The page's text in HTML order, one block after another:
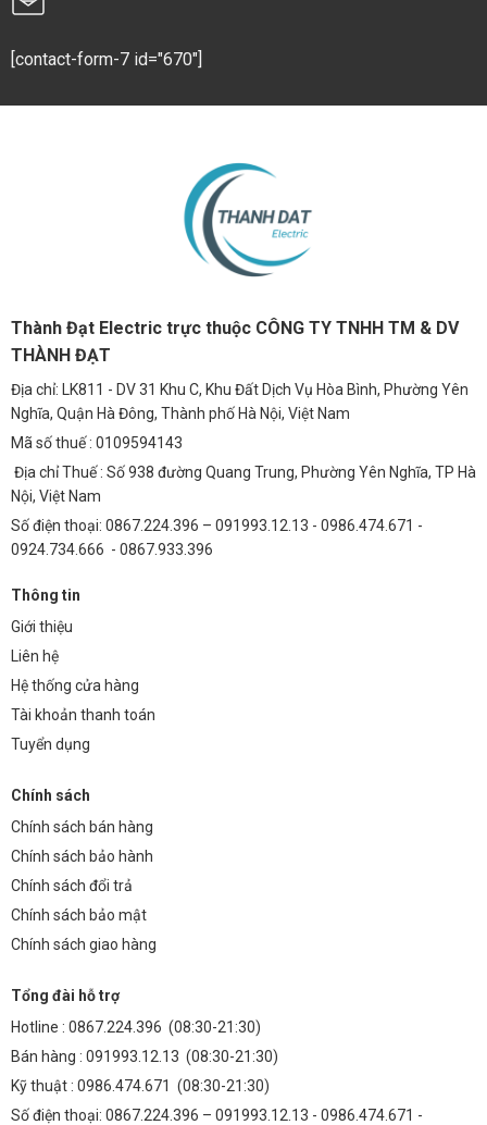
[contact-form-7 id="670"]
Thành Đạt Electric trực thuộc CÔNG TY TNHH TM & DV
THÀNH ĐẠT
Địa chỉ: LK811 - DV 31 Khu C, Khu Đất Dịch Vụ Hòa Bình, Phường Yên
Nghĩa, Quận Hà Đông, Thành phố Hà Nội, Việt Nam
Mã số thuế : 0109594143
Địa chỉ Thuế : Số 938 đường Quang Trung, Phường Yên Nghĩa, TP Hà
Nội, Việt Nam
Số điện thoại: 0867.224.396 – 091993.12.13 - 0986.474.671 -
0924.734.666 - 0867.933.396
Thông tin
Giới thiệu
Liên hệ
Hệ thống cửa hàng
Tài khoản thanh toán
Tuyển dụng
Chính sách
Chính sách bán hàng
Chính sách bảo hành
Chính sách đổi trả
Chính sách bảo mật
Chính sách giao hàng
Tổng đài hỗ trợ
Hotline : 0867.224.396 (08:30-21:30)
Bán hàng : 091993.12.13 (08:30-21:30)
Kỹ thuật : 0986.474.671 (08:30-21:30)
Số điện thoại: 0867.224.396 – 091993.12.13 - 0986.474.671 -